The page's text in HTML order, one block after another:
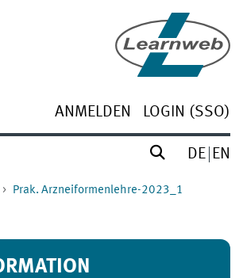
ANMELDEN LOGIN (SSO)
DE EN
Prak. Arzneiformenlehre-2023_1